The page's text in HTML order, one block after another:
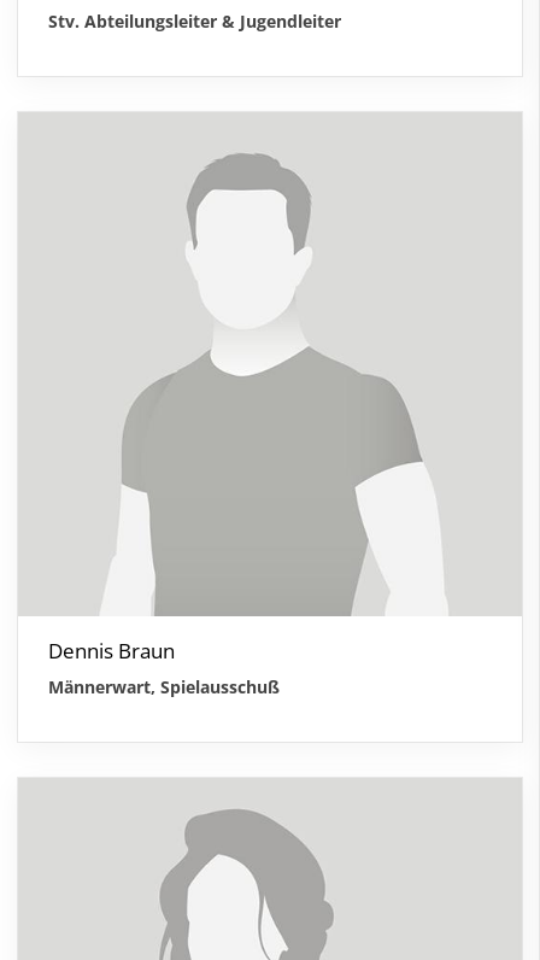
Stv. Abteilungsleiter & Jugendleiter
Dennis Braun
Männerwart, Spielausschuß